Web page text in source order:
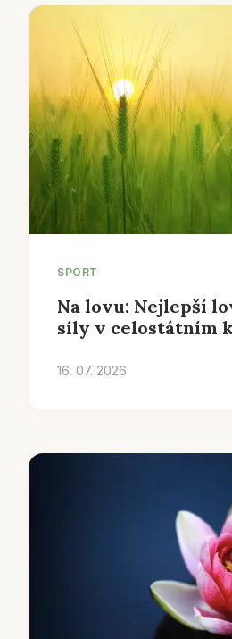
SPORT
Na lovu: Nejlepší
síly v celostátním
16. 07. 2026